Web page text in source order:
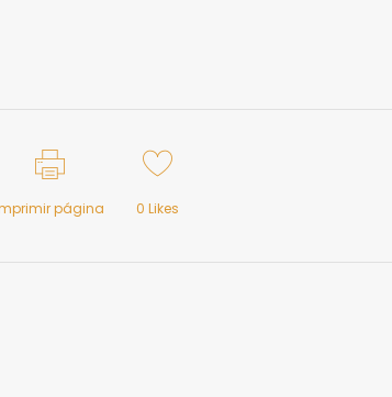
página 0 Likes